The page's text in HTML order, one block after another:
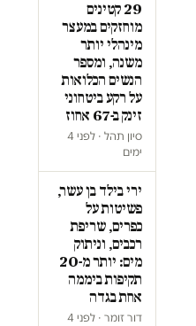
29 קטינים
מוחזקים במעצר
מינהלי יותר
משנה, ומספר
הנשים הכלואות
על רקע ביטחוני
זינק ב-67 אחוז
סיון תהל · לפני 4
ימים
ירי בילד בן עשר,
פשיטות על
כפרים, שריפת
רכבים, וניתוק
מים: יותר מ-20
תקיפות ביממה
אחת בגדה
דור זומר · לפני 4